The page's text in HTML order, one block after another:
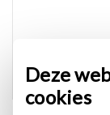
Deze
cookies